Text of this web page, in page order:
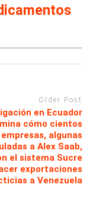
Older Post
en Ecuador
cómo cientos
empresas, algunas
a Alex Saab,
el sistema Sucre
exportaciones
a Venezuela